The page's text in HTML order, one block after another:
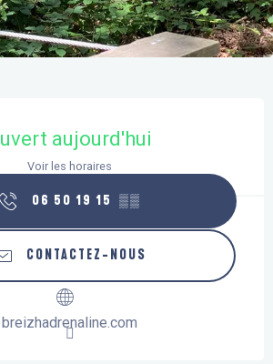
aujourd'hui
Voir les horaires
06 50 19 15 ▒▒
CONTACTEZ-NOUS
breizhadrenaline.com